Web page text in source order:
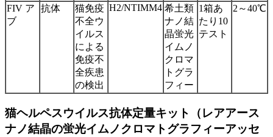
FIV ア
ブ
抗体
猫免疫
不全ウ
イルス
による
免疫不
全疾患
の検出
H2/NTIMM4 希土類
ナノ結
晶蛍光
イムノ
クロマ
トグラ
フィー
1箱あ
たり10
テスト
2～40℃
猫ヘルペスウイルス抗体定量キット（レアアース
ナノ結晶の蛍光イムノクロマトグラフィーアッセ